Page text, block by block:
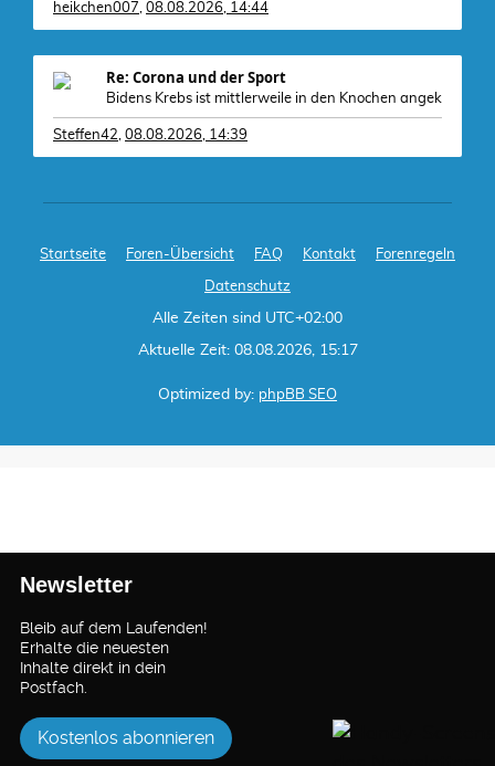
heikchen007, 08.08.2026, 14:44
Re: Corona und der Sport
Bidens Krebs ist mittlerweile in den Knochen angek
Steffen42, 08.08.2026, 14:39
Startseite Foren-Übersicht FAQ Kontakt Forenregeln
Datenschutz
Alle Zeiten sind UTC+02:00
Aktuelle Zeit: 08.08.2026, 15:17
Optimized by: phpBB SEO
Newsletter
Bleib auf dem Laufenden!
Erhalte die neuesten
Inhalte direkt in dein
Postfach.
Kostenlos abonnieren